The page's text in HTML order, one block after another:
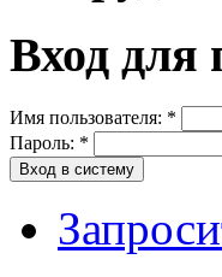
Вход для
Имя пользователя: *
Пароль: *